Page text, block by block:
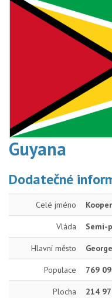
Guyana
Dodatečné
Celé jméno
Vláda Semi-
Hlavní město
Populace 769
Plocha 214